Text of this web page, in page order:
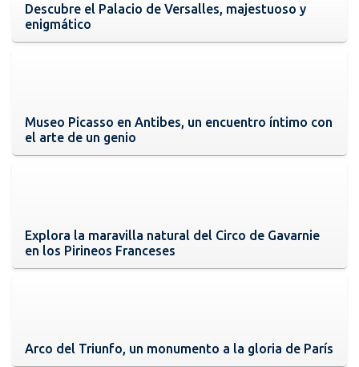
Descubre el Palacio de Versalles, majestuoso y
enigmático
Museo Picasso en Antibes, un encuentro íntimo con
el arte de un genio
Explora la maravilla natural del Circo de Gavarnie
en los Pirineos Franceses
Arco del Triunfo, un monumento a la gloria de París